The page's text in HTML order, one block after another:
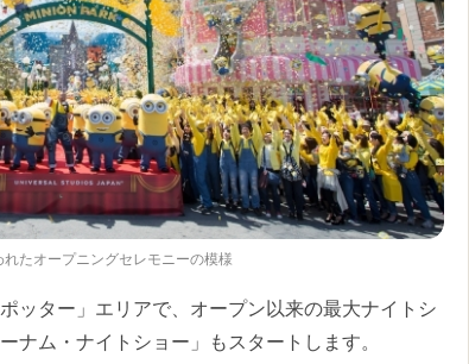
たオープニングセレモニーの模様
ッター」エリアで、オープン以来の最大ナイトシ
ナム・ナイトショー」もスタートします。